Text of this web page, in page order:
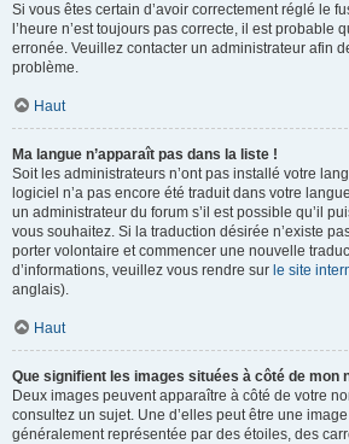
Si vous êtes certain d’avoir correctement réglé le
l’heure n’est toujours pas correcte, il est probable
erronée. Veuillez contacter un administrateur afin
problème.
Haut
Ma langue n’apparaît pas dans la liste !
Soit les administrateurs n’ont pas installé votre
logiciel n’a pas encore été traduit dans votre
un administrateur du forum s’il est possible qu’il
vous souhaitez. Si la traduction désirée n’existe
porter volontaire et commencer une nouvelle
d’informations, veuillez vous rendre sur le site
anglais).
Haut
Que signifient les images situées à côté de mon
Deux images peuvent apparaître à côté de votre
consultez un sujet. Une d’elles peut être une
généralement représentée par des étoiles, des